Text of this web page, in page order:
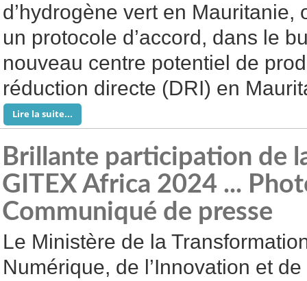
d’hydrogène vert en Mauritanie,
un protocole d’accord, dans le
nouveau centre potentiel de
réduction directe (DRI) en
Lire la suite...
Brillante participation de
GITEX Africa 2024 ...
Communiqué de presse
Le Ministère de la
Numérique, de l’Innovation et de